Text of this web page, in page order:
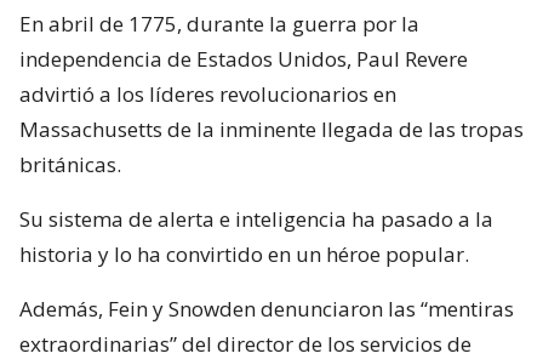
En abril de 1775, durante la guerra por la
independencia de Estados Unidos, Paul Revere
advirtió a los líderes revolucionarios en
Massachusetts de la inminente llegada de las tropas
británicas.
Su sistema de alerta e inteligencia ha pasado a la
historia y lo ha convirtido en un héroe popular.
Además, Fein y Snowden denunciaron las “mentiras
extraordinarias” del director de los servicios de